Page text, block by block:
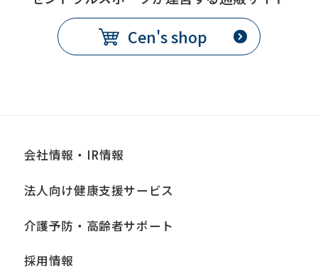
Cen's shop
会社情報・IR情報
法人向け健康支援サービス
介護予防・高齢者サポート
採用情報